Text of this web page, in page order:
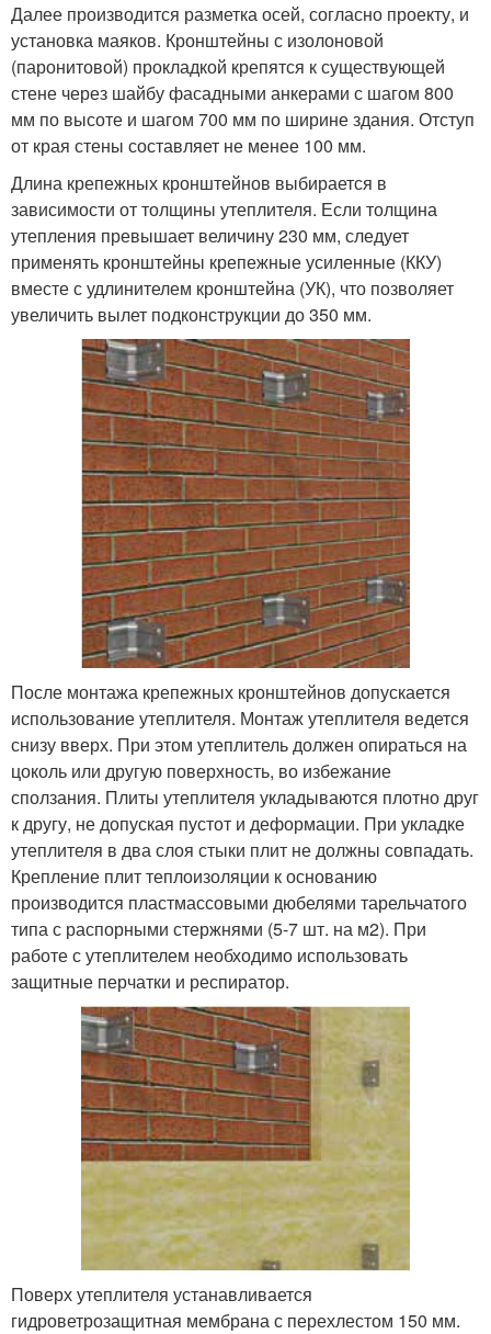
Далее производится разметка осей, согласно проекту, и
установка маяков. Кронштейны с изолоновой
(паронитовой) прокладкой крепятся к существующей
стене через шайбу фасадными анкерами с шагом 800
мм по высоте и шагом 700 мм по ширине здания. Отступ
от края стены составляет не менее 100 мм.
Длина крепежных кронштейнов выбирается в
зависимости от толщины утеплителя. Если толщина
утепления превышает величину 230 мм, следует
применять кронштейны крепежные усиленные (ККУ)
вместе с удлинителем кронштейна (УК), что позволяет
увеличить вылет подконструкции до 350 мм.
После монтажа крепежных кронштейнов допускается
использование утеплителя. Монтаж утеплителя ведется
снизу вверх. При этом утеплитель должен опираться на
цоколь или другую поверхность, во избежание
сползания. Плиты утеплителя укладываются плотно друг
к другу, не допуская пустот и деформации. При укладке
утеплителя в два слоя стыки плит не должны совпадать.
Крепление плит теплоизоляции к основанию
производится пластмассовыми дюбелями тарельчатого
типа с распорными стержнями (5-7 шт. на м2). При
работе с утеплителем необходимо использовать
защитные перчатки и респиратор.
Поверх утеплителя устанавливается
гидроветрозащитная мембрана с перехлестом 150 мм.